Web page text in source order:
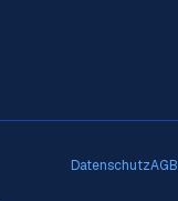
DatenschutzAGB